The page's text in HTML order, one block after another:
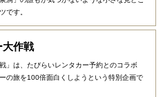
です。
大作戦
」は、たびらいレンタカー予約とのコラボ
の旅を100倍面白くしようという特別企画で